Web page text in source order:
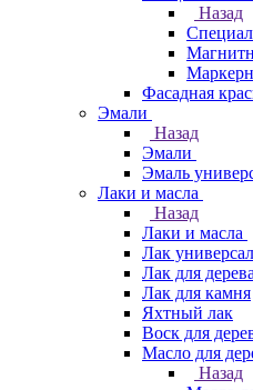
Назад
Фасадная
Эмали
Назад
Эмали
Эмаль
Лаки и масла
Назад
Лаки и масла
Лак
Лак для дерева
Лак для камня
Яхтный лак
Воск для
Масло для
Назад